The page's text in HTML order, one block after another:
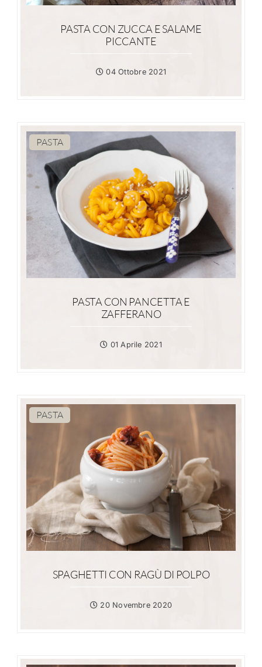
PASTA CON ZUCCA E SALAME
PICCANTE
04 Ottobre 2021
PASTA
PASTA CON PANCETTA E
ZAFFERANO
01 Aprile 2021
PASTA
SPAGHETTI CON RAGÙ DI POLPO
20 Novembre 2020